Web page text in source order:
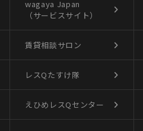
wagaya Japan
（サービスサイト）
賃貸相談サロン
レスQたすけ隊
えひめレスQセンター